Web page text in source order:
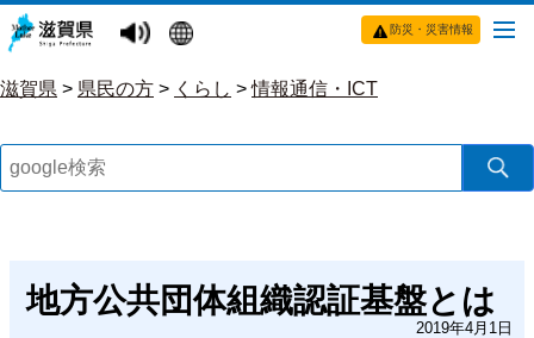
防災・災害情報
滋賀県 > 県民の方 > くらし >情報通信・ICT
地方公共団体組織認証基盤とは
2019年4月1日